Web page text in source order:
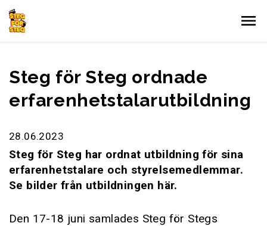
Gå till innehållet
Steg för Steg ordnade
erfarenhetstalarutbildning
28.06.2023
Steg för Steg har ordnat utbildning för sina
erfarenhetstalare och styrelsemedlemmar.
Se bilder från utbildningen här.
Den 17-18 juni samlades Steg för Stegs